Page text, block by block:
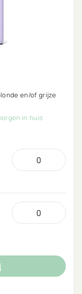
en/of grijze
in huis